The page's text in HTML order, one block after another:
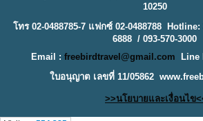
10250
โทร 02-0488785-7 แฟกซ์ 02-0488788 Hotline:
6888 / 093-570-3000
Email : freebirdtravel@gmail.com
Line
ใบอนุญาต เลขที่ 11/05862
>>นโยบายและเงื่อนไข